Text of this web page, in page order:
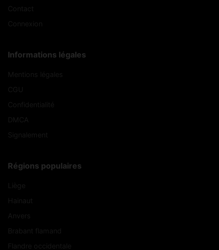
Informations légales
Régions populaires